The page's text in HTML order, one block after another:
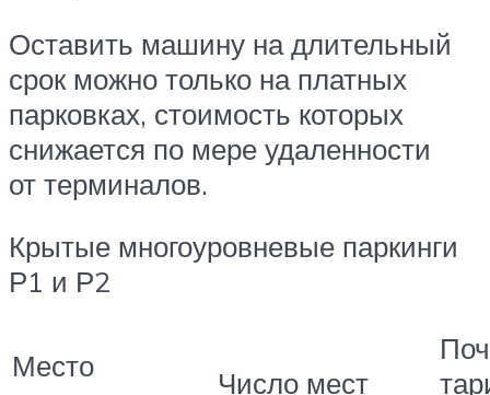
Оставить машину на длительный
срок можно только на платных
парковках, стоимость которых
снижается по мере удаленности
от терминалов.
Крытые многоуровневые паркинги
Р1 и Р2
Место
Число мест